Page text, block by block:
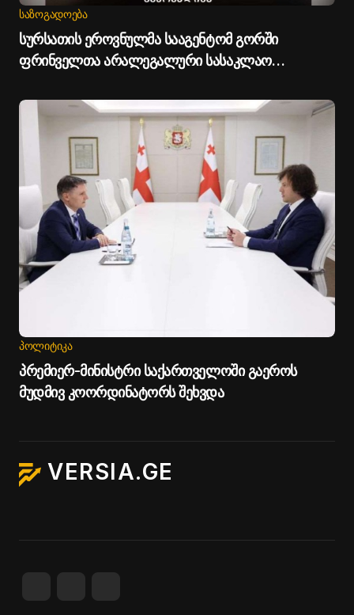
ᲡᲐᲖᲝᲒᲐᲓᲝᲔᲑᲐ
სურსათის ეროვნულმა სააგენტომ გორში
ფრინველთა არალეგალური სასაკლაო
ᲞᲝᲚᲘᲢᲘᲙᲐ
პრემიერ-მინისტრი საქართველოში გაეროს
მუდმივ კოორდინატორს შეხვდა
VERSIA.GE